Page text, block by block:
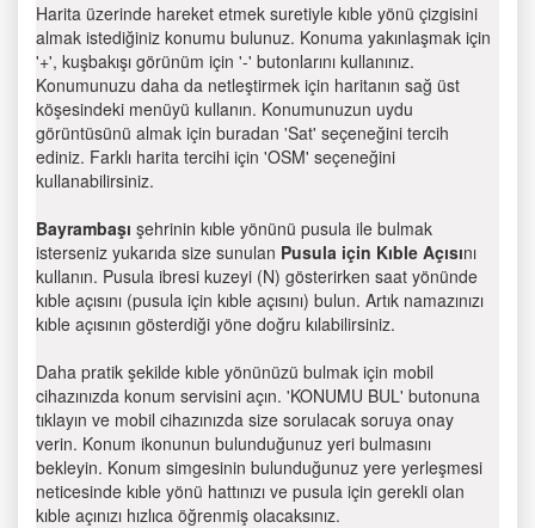
Harita üzerinde hareket etmek suretiyle kıble yönü çizgisini
almak istediğiniz konumu bulunuz. Konuma yakınlaşmak için
'+', kuşbakışı görünüm için '-' butonlarını kullanınız.
Konumunuzu daha da netleştirmek için haritanın sağ üst
köşesindeki menüyü kullanın. Konumunuzun uydu
görüntüsünü almak için buradan 'Sat' seçeneğini tercih
ediniz. Farklı harita tercihi için 'OSM' seçeneğini
kullanabilirsiniz.
Bayrambaşı şehrinin kıble yönünü pusula ile bulmak
isterseniz yukarıda size sunulan Pusula için Kıble Açısını
kullanın. Pusula ibresi kuzeyi (N) gösterirken saat yönünde
kıble açısını (pusula için kıble açısını) bulun. Artık namazınızı
kıble açısının gösterdiği yöne doğru kılabilirsiniz.
Daha pratik şekilde kıble yönünüzü bulmak için mobil
cihazınızda konum servisini açın. 'KONUMU BUL' butonuna
tıklayın ve mobil cihazınızda size sorulacak soruya onay
verin. Konum ikonunun bulunduğunuz yeri bulmasını
bekleyin. Konum simgesinin bulunduğunuz yere yerleşmesi
neticesinde kıble yönü hattınızı ve pusula için gerekli olan
kıble açınızı hızlıca öğrenmiş olacaksınız.